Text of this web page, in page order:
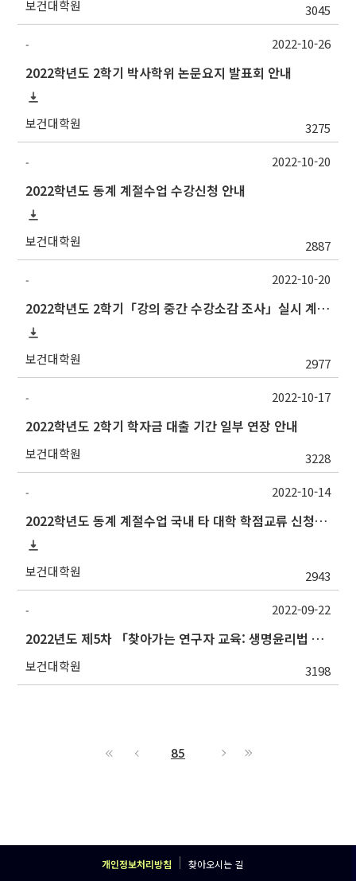
보건대학원 3045
-
2022학년도 2학기 박사학위 논문요지 발표회 안내
보건대학원 3275
2022-10-26
-
2022학년도 동계 계절수업 수강신청 안내
보건대학원 2887
2022-10-20
-
2022학년도 2학기「강의 중간 수강소감 조사」실시 계획 알림
보건대학원 2977
2022-10-20
-
2022학년도 2학기 학자금 대출 기간 일부 연장 안내
보건대학원 3228
2022-10-17
-
2022학년도 동계 계절수업 국내 타 대학 학점교류 신청 안내
보건대학원 2943
2022-10-14
-
2022년도 제5차 「찾아가는 연구자 교육: 생명윤리법 및 IRB심의의뢰서 작성법」 교육 안내
보건대학원 3198
2022-09-22
85
개인정보처리방침 찾아오시는 길